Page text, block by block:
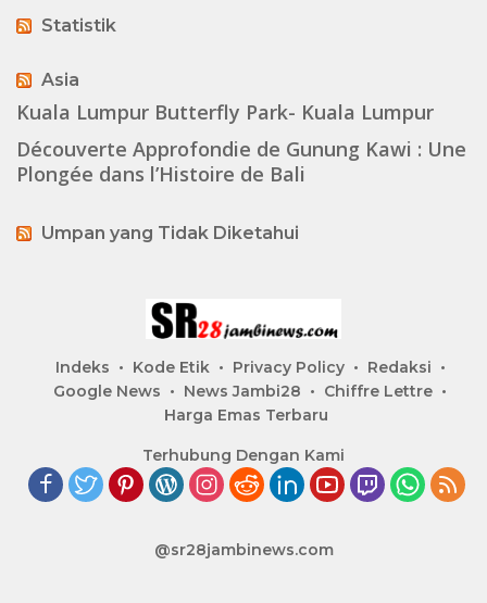
Statistik
Asia
Kuala Lumpur Butterfly Park- Kuala Lumpur
Découverte Approfondie de Gunung Kawi : Une
Plongée dans l’Histoire de Bali
Umpan yang Tidak Diketahui
Indeks Kode Etik Privacy Policy
Redaksi
Google News
News Jambi28
Chiffre Lettre
Harga Emas Terbaru
Terhubung Dengan Kami
@sr28jambinews.com